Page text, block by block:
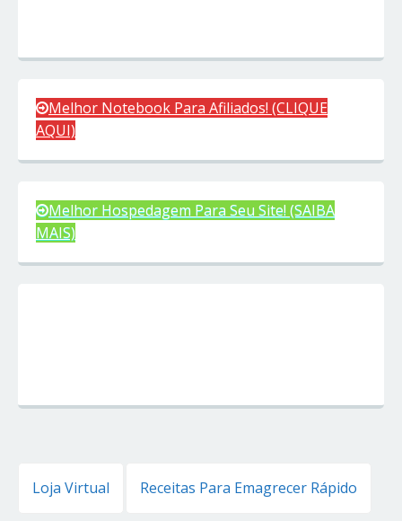
Melhor Notebook Para Afiliados! (CLIQUE
AQUI)
Melhor Hospedagem Para Seu Site! (SAIBA
MAIS)
Loja Virtual Receitas Para Emagrecer Rápido